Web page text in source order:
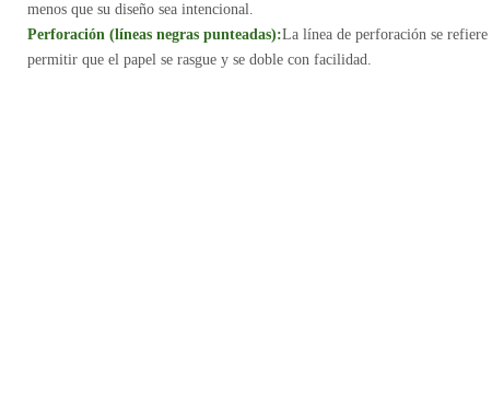
menos que su diseño sea intencional.
Perforación (líneas negras punteadas):La línea de perforación se
permitir que el papel se rasgue y se doble con facilidad.